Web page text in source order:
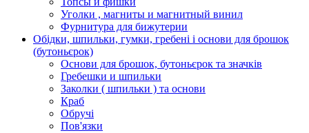
Уголки , магниты и магнитный винил
Фурнитура для бижутерии
Обідки, шпильки, гумки, гребені і основи для брошок
(бутоньєрок)
Основи для брошок, бутоньєрок та значків
Гребешки и шпильки
Заколки ( шпильки ) та основи
Краб
Обручі
Пов'язки